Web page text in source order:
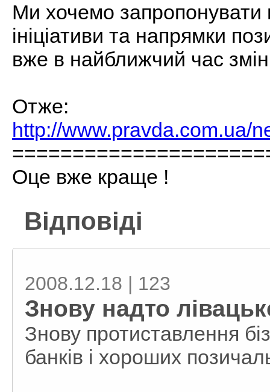
Ми хочемо запропонувати
ініціативи та напрямки
вже в найближчий час
Отже:
http://www.pravda.com.ua/
Оце вже краще !
Відповіді
2008.12.18 | 123
Знову надто
Знову протиставлення
банків і хороших